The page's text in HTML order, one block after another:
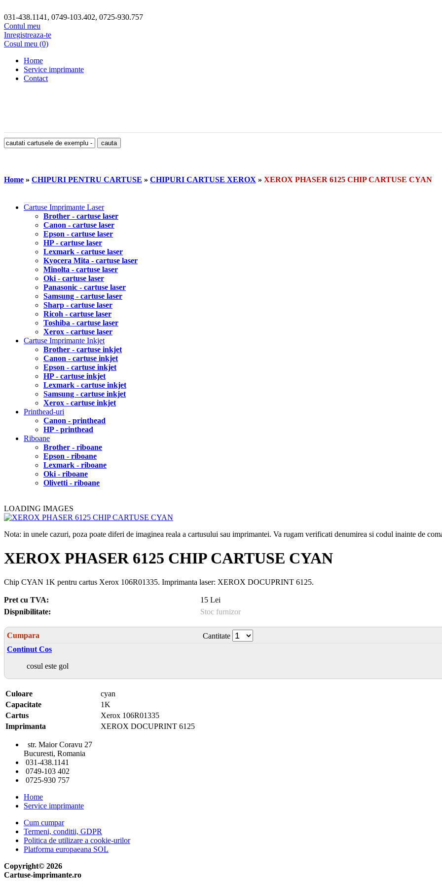
031-438.1141, 0749-103.402, 0725-930.757
Contul meu
Inregistreaza-te
Cosul meu (0)
Home
Service imprimante
Contact
Home » CHIPURI PENTRU CARTUSE » CHIPURI CARTUSE XEROX » XEROX PHASER 6125 CHIP CARTUSE CYAN
Cartuse Imprimante Laser
Brother - cartuse laser
Canon - cartuse laser
Epson - cartuse laser
HP - cartuse laser
Lexmark - cartuse laser
Kyocera Mita - cartuse laser
Minolta - cartuse laser
Oki - cartuse laser
Panasonic - cartuse laser
Samsung - cartuse laser
Sharp - cartuse laser
Ricoh - cartuse laser
Toshiba - cartuse laser
Xerox - cartuse laser
Cartuse Imprimante Inkjet
Brother - cartuse inkjet
Canon - cartuse inkjet
Epson - cartuse inkjet
HP - cartuse inkjet
Lexmark - cartuse inkjet
Samsung - cartuse inkjet
Xerox - cartuse inkjet
Printhead-uri
Canon - printhead
HP - printhead
Riboane
Brother - riboane
Epson - riboane
Lexmark - riboane
Oki - riboane
Olivetti - riboane
LOADING IMAGES
Nota: in unele cazuri, poza poate diferi de imaginea reala a cartusului sau imprimantei. Va rugam verificati denumirea si codul inainte de
XEROX PHASER 6125 CHIP CARTUSE CYAN
Chip CYAN 1K pentru cartus Xerox 106R01335. Imprimanta laser: XEROX DOCUPRINT 6125.
Pret cu TVA:
15 Lei
Dispnibilitate:
Stoc furnizor
Cumpara
Cantitate
Continut Cos
cosul este gol
Culoare
cyan
Capacitate
1K
Cartus
Xerox 106R01335
Imprimanta
XEROX DOCUPRINT 6125
str. Maior Coravu 27
Bucuresti, Romania
031-438.1141
0749-103 402
0725-930 757
Home
Service imprimante
Cum cumpar
Termeni, conditii, GDPR
Politica de utilizare a cookie-urilor
Platforma europaeana SOL
Copyright© 2026
Cartuse-imprimante.ro